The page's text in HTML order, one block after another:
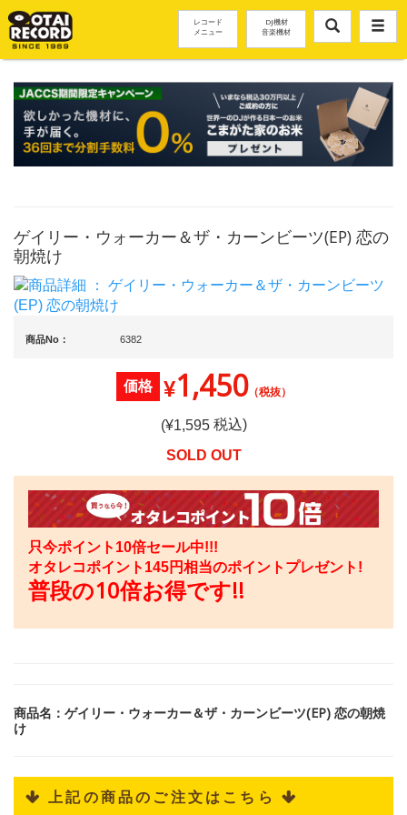
レコード
メニュー
DJ機材
音楽機材
ゲイリー・ウォーカー＆ザ・カーンビーツ(EP) 恋の
朝焼け
商品No： 6382
価格 ¥1,450（税抜）
(¥1,595税込)
SOLD OUT
只今ポイント10倍セール中!!!
オタレコポイント 145円相当のポイントプレゼント!
普段の10倍お得です!!
商品名：ゲイリー・ウォーカー＆ザ・カーンビーツ(EP) 恋の朝焼
け
 上記の商品のご注文はこちら 